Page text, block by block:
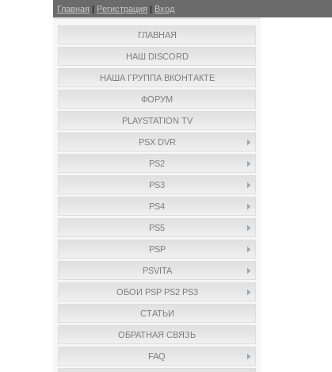
Главная | Регистрация | Вход
ГЛАВНАЯ
НАШ DISCORD
НАША ГРУППА ВКОНТАКТЕ
ФОРУМ
PLAYSTATION TV
PSX DVR
PS2
PS3
PS4
PS5
PSP
PSVITA
ОБОИ PSP PS2 PS3
СТАТЬИ
ОБРАТНАЯ СВЯЗЬ
FAQ